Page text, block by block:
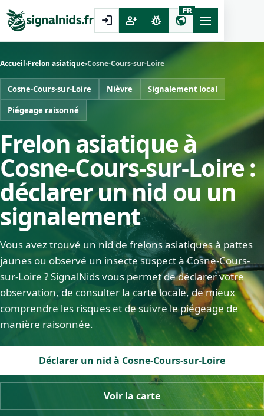
login person_add pest_control public
FR
Accueil›Frelon asiatique›Cosne-Cours-sur-Loire
Cosne-Cours-sur-Loire Nièvre
Signalement local
Piégeage raisonné
Frelon asiatique à
Cosne-Cours-sur-Loire :
déclarer un nid ou un
signalement
Vous avez trouvé un nid de frelons asiatiques à pattes
jaunes ou observé un insecte suspect à Cosne-Cours-
sur-Loire ? SignalNids vous permet de déclarer votre
observation, de consulter la carte locale, de mieux
comprendre les risques et de suivre le piégeage de
manière raisonnée.
Déclarer un nid à Cosne-Cours-sur-Loire
Voir la carte